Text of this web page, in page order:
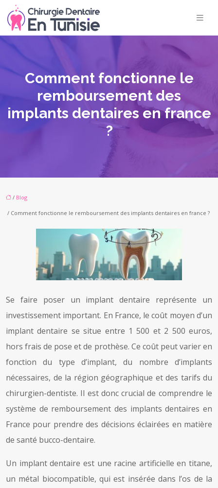
Comment fonctionne le
remboursement des
implants dentaires en france
?
/ Blog
/ Comment fonctionne le remboursement des implants dentaires en france ?
Se faire poser un implant dentaire représente un
investissement important. En France, le coût moyen d’un
implant dentaire se situe entre 1 500 et 2 500 euros,
hors frais de pose et de prothèse. Ce coût peut varier en
fonction du type d’implant, du nombre d’implants
nécessaires, de la région géographique et des tarifs du
chirurgien-dentiste. Il est donc crucial de comprendre le
système de remboursement des implants dentaires en
France pour prendre des décisions éclairées en matière
de santé bucco-dentaire.
Un implant dentaire est une racine artificielle en titane,
un métal biocompatible, qui est insérée dans l’os de la